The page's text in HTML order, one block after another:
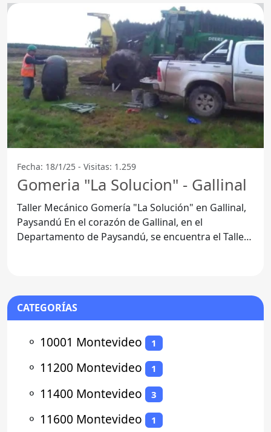
Fecha: 18/1/25 - Visitas: 1.259
Gomeria "La Solucion" - Gallinal
Taller Mecánico Gomería "La Solución" en Gallinal,
Paysandú En el corazón de Gallinal, en el
Departamento de Paysandú, se encuentra el Taller
CATEGORÍAS
⚬ 10001 Montevideo 1
⚬ 11200 Montevideo 1
⚬ 11400 Montevideo 3
⚬ 11600 Montevideo 1